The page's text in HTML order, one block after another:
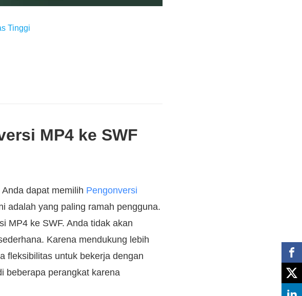
Tinggi
MP4 ke SWF
dapat memilih Pengonversi
adalah yang paling ramah pengguna.
MP4 ke SWF. Anda tidak akan
Karena mendukung lebih
fleksibilitas untuk bekerja dengan
beberapa perangkat karena